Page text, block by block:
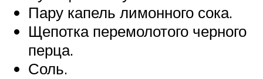
Пару капель лимонного сока.
Щепотка перемолотого черного
перца.
Соль.